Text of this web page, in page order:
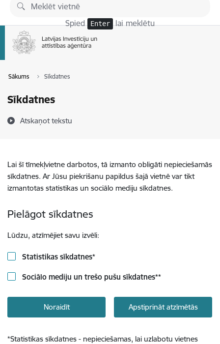
Pāriet uz lapas saturu
Spied Enter lai meklētu
Sākums Sīkdatnes
Sīkdatnes
Atskaņot tekstu
Lai šī tīmekļvietne darbotos, tā izmanto obligāti nepieciešamās
sīkdatnes. Ar Jūsu piekrišanu papildus šajā vietnē var tikt
izmantotas statistikas un sociālo mediju sīkdatnes.
Pielāgot sīkdatnes
Lūdzu, atzīmējiet savu izvēli:
Statistikas sīkdatnes*
Sociālo mediju un trešo pušu sīkdatnes**
Noraidīt Apstiprināt atzīmētās
*Statistikas sīkdatnes - nepieciešamas, lai uzlabotu vietnes